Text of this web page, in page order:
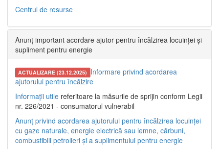
Centrul de resurse
Anunț important acordare ajutor pentru încălzirea locuinței și
supliment pentru energie
ACTUALIZARE (23.12.2025) Informare privind acordarea
ajutorului pentru încălzire
Informații utile referitoare la măsurile de sprijin conform Legii
nr. 226/2021 - consumatorul vulnerabil
Anunț privind acordarea ajutorului pentru încălzirea locuinței
cu gaze naturale, energie electrică sau lemne, cărbuni,
combustibili petrolieri și a suplimentului pentru energie